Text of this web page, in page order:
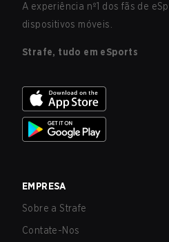
A experiência nº1 dos fãs de
dispositivos móveis.
Strafe, tudo em eSports
EMPRESA
Sobre a Strafe
Contate-Nos